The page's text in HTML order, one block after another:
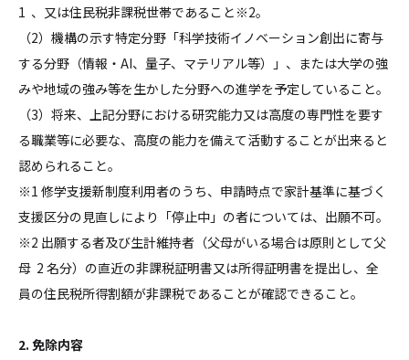
1 、又は住民税非課税世帯であること※2。
（2）機構の示す特定分野「科学技術イノベーション創出に寄与
する分野（情報・AI、量子、マテリアル等）」、または大学の強
みや地域の強み等を生かした分野への進学を予定していること。
（3）将来、上記分野における研究能力又は高度の専門性を要す
る職業等に必要な、高度の能力を備えて活動することが出来ると
認められること。
※1 修学支援新制度利用者のうち、申請時点で家計基準に基づく
支援区分の見直しにより「停止中」の者については、出願不可。
※2 出願する者及び生計維持者（父母がいる場合は原則として父
母 2 名分）の直近の非課税証明書又は所得証明書を提出し、全
員の住民税所得割額が非課税であることが確認できること。
2. 免除内容